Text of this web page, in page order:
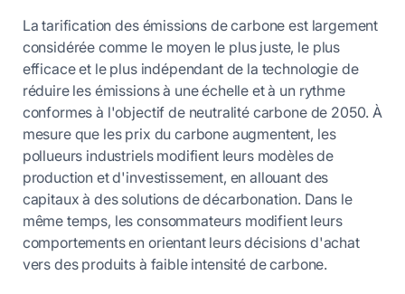
La tarification des émissions de carbone est largement
considérée comme le moyen le plus juste, le plus
efficace et le plus indépendant de la technologie de
réduire les émissions à une échelle et à un rythme
conformes à l'objectif de neutralité carbone de 2050. À
mesure que les prix du carbone augmentent, les
pollueurs industriels modifient leurs modèles de
production et d'investissement, en allouant des
capitaux à des solutions de décarbonation. Dans le
même temps, les consommateurs modifient leurs
comportements en orientant leurs décisions d'achat
vers des produits à faible intensité de carbone.